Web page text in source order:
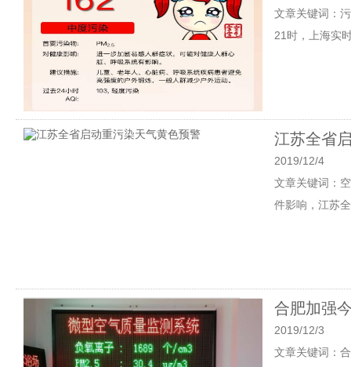
文章关键词：
21时，上海实
江苏全省
2019/12/4
文章关键词：
件影响，江苏
合肥加强
2019/12/3
文章关键词：